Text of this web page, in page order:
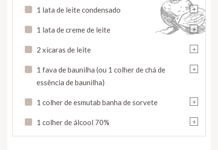
+
1 lata de leite condensado
+
1 lata de creme de leite
+
2 xícaras de leite
+
1 fava de baunilha (ou 1 colher de chá de
essência de baunilha)
+
1 colher de esmutab banha de sorvete
+
1 colher de álcool 70%